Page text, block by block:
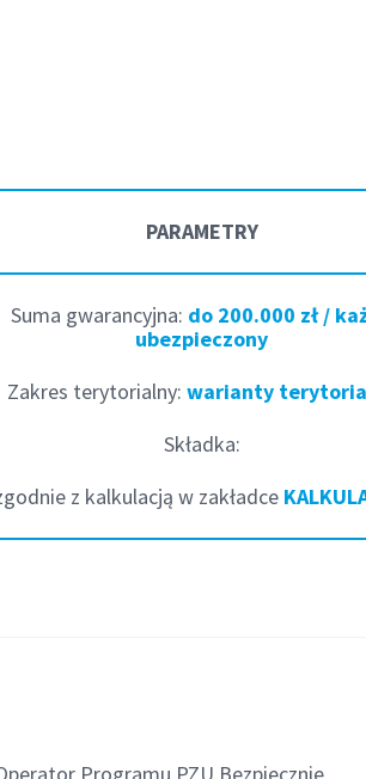
PARAMETRY
Suma gwarancyjna: do 200.000 zł /
ubezpieczony
Zakres terytorialny: warianty
Składka:
z kalkulacją w zakładce
Programu PZU Bezpiecznie